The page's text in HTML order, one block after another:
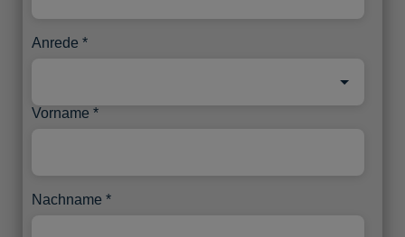
Anrede
Vorname
Nachname